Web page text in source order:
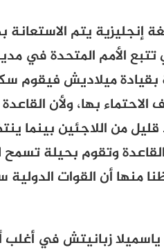
إنجليزية يتم الاستعانة
تتبع الأمم المتحدة في
بقيادة ميلاديش فيقوم
بها، ولأن
من اللاجئين بينما
وتقوم بحيلة تسمح
منها أن القوات
ياسميلا زبانيتش في